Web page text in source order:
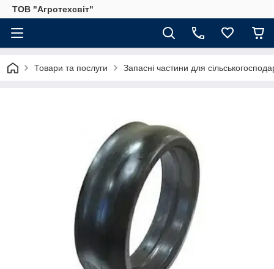
ТОВ "Агротехсвіт"
Товари та послуги Запасні частини для